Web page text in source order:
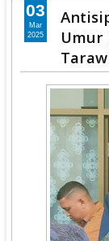
Umur
03
Mar
2025